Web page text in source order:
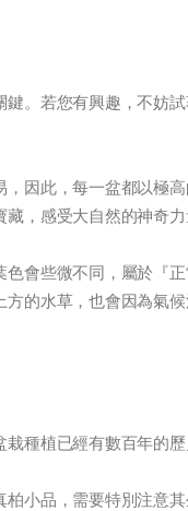
。若您有興趣，不妨
因此，每一盆都以極高
，感受大自然的神奇力
會些微不同，屬於『
的水草，也會因為氣
種植已經有數百年的歷
小品，需要特別注意